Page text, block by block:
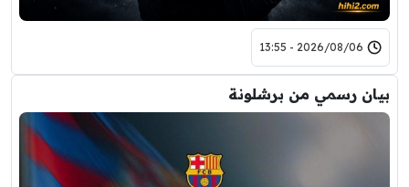
2026/08/06 - 13:55
بيان رسمي من برشلونة